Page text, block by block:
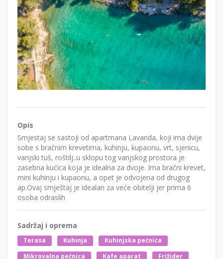
Opis
Smjestaj se sastoji od apartmana Lavanda, koji ima dvije
sobe s bračnim krevetima, kuhinju, kupaonu, vrt, sjenicu,
vanjski tuš, roštilj..u sklopu tog vanjskog prostora je
zasebna kućica koja je idealna za dvoje. Ima bračni krevet,
mini kuhinju i kupaonu, a opet je odvojena od drugog
ap.Ovaj smještaj je idealan za veće obitelji jer prima 6
osoba odraslih
Sadržaj i oprema
Terasa Kuhinja
Kuhinjska pećnica
Mikrovalna pećnica
Kafe aparat Frižider